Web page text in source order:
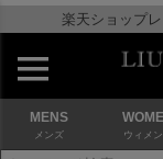
楽天ショップ
MENS
メンズ ウィメ